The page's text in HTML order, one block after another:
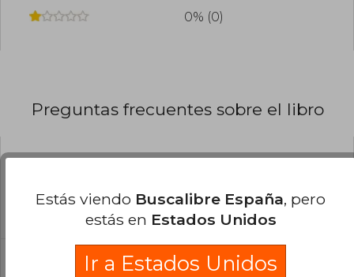
0% (0)
Preguntas frecuentes sobre el libro
Todos los libros de nuestro
catálogo son Originales.
¿En qué Idioma está escrito el
Estás viendo Buscalibre España, pero
estás en Estados Unidos
Ir a Estados Unidos